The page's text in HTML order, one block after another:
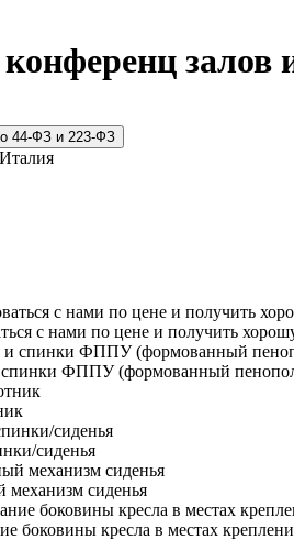
залов
Италия
с нами по цене и получить
спинки ФППУ (формованный
сиденья
сиденья
боковины кресла в местах